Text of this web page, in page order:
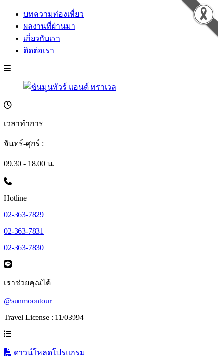
บทความท่องเที่ยว
ผลงานที่ผ่านมา
เกี่ยวกับเรา
ติดต่อเรา
เวลาทำการ
จันทร์-ศุกร์ :
09.30 - 18.00 น.
Hotline
02-363-7829
02-363-7831
02-363-7830
เราช่วยคุณได้
@sunmoontour
Travel License : 11/03994
ดาวน์โหลดโปรแกรม